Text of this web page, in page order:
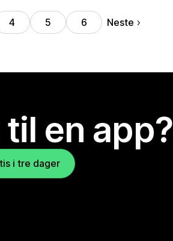
4 5 6 Neste
en app?
i tre dager